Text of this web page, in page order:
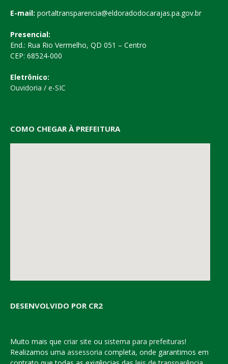
E-mail: portaltransparencia@eldoradodocarajas.pa.gov.br
Presencial:
End.: Rua Rio Vermelho, QD 051 – Centro
CEP: 68524-000
Eletrônico:
Ouvidoria / e-SIC
COMO CHEGAR À PREFEITURA
DESENVOLVIDO POR CR2
Muito mais que criar site ou sistema para prefeituras!
Realizamos uma assessoria completa, onde garantimos em